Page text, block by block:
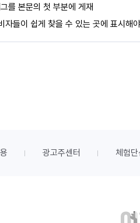
를 본문의 첫 부분에 게재
자들이 쉽게 찾을 수 있는 곳에 표시해
광고주센터 체험